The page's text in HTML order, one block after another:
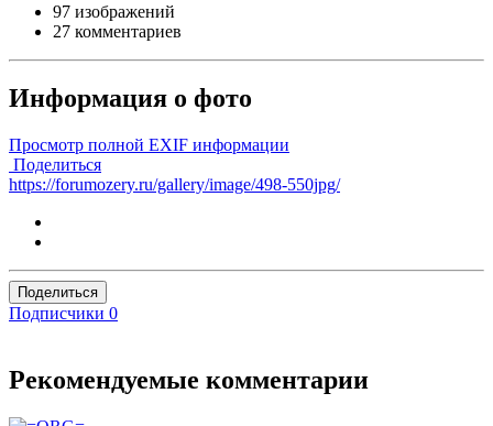
97 изображений
27 комментариев
Информация о фото
Просмотр полной EXIF информации
Поделиться
https://forumozery.ru/gallery/image/498-550jpg/
Поделиться
Подписчики 0
Рекомендуемые комментарии